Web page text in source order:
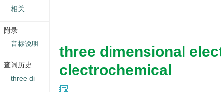
three dimensional
clectrochemical
相关
附录
音标说明
查词历史
three di